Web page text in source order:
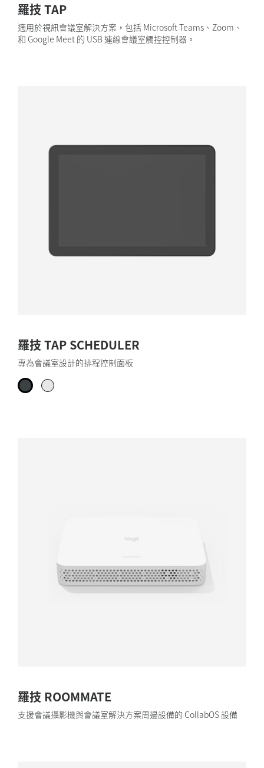
羅技 TAP
適用於視訊會議室解決方案，包括 Microsoft Teams、Zoom、
和 Google Meet 的 USB 連線會議室觸控控制器。
羅技 TAP SCHEDULER
專為會議室設計的排程控制面板
羅技 ROOMMATE
支援會議攝影機與會議室解決方案周邊設備的 CollabOS 設備